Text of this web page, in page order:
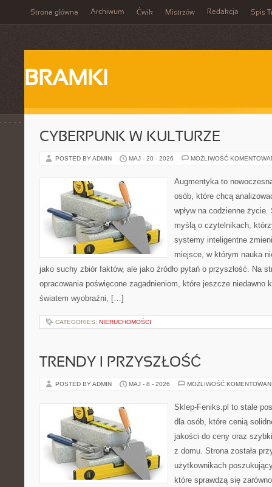
Strona główna Archiwum Ćwik Mistrzów Redakcja Spis
BRAMKI
CYBERPUNK W KULTURZE
POSTED BY ADMIN MAJ - 20 - 2026 MOŻLIWOŚĆ
Augmentyka to
osób, które chcą
wpływ na codzienne
myślą o czytelnikach,
systemy inteligentne
miejsce, w którym nauka
jako suchy zbiór faktów, ale jako źródło pytań o przyszłość. Na
opracowania poświęcone zagadnieniom, które jeszcze niedawno
światem wyobraźni, […]
CATEGORIES: NIERUCHOMOŚCI
TRENDY I PRZYSZŁOŚĆ
POSTED BY ADMIN MAJ - 8 - 2026 MOŻLIWOŚĆ
Sklep-Feniks.pl to stale
dla osób, które cenią
jakości do ceny oraz
z domu. Strona została
użytkownikach
które sprawdzą się